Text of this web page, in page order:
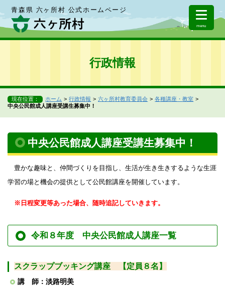
青森県 六ヶ所村 公式ホームページ
menu
行政情報
現在位置： ホーム 行政情報 六ヶ所村教育委員会
各種講座・教室
中央公民館成人講座受講生募集中！
中央公民館成人講座受講生募集中！
豊かな趣味と、仲間づくりを目指し、生活が生き生きするような生涯
学習の場と機会の提供として公民館講座を開催しています。
※日程変更等あった場合、随時追記していきます。
令和８年度 中央公民館成人講座一覧
スクラップブッキング講座 【定員８名】
講 師：淡路明美